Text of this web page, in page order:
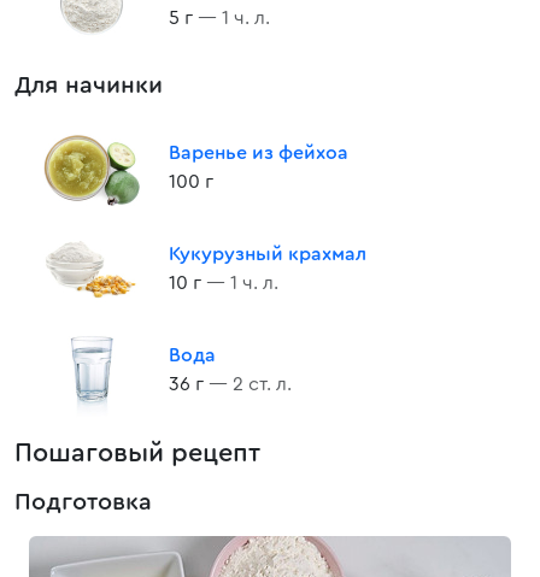
5 г — 1 ч. л.
Для начинки
Варенье из фейхоа
100 г
Кукурузный крахмал
10 г — 1 ч. л.
Вода
36 г — 2 ст. л.
Пошаговый рецепт
Подготовка